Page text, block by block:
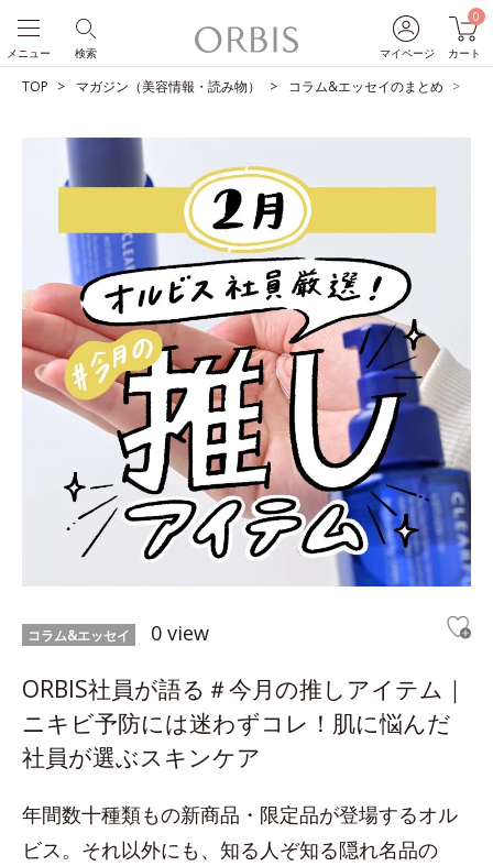
マイページ
0
カート
検索
メニュー
TOP マガジン（美容情報・読み物） コラム&エッセイのまとめ
コラム&エッセイ 0 view
ORBIS社員が語る＃今月の推しアイテム｜
ニキビ予防には迷わずコレ！肌に悩んだ
社員が選ぶスキンケア
年間数十種類もの新商品・限定品が登場するオル
ビス。それ以外にも、知る人ぞ知る隠れ名品の